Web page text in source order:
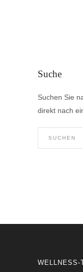
Suche
Suchen Sie
direkt nach
WELLNESS-